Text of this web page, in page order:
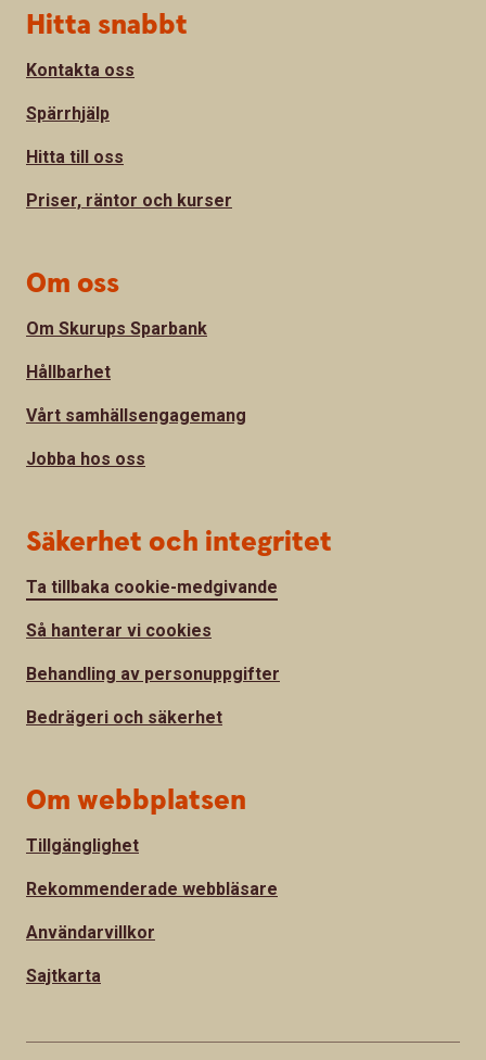
Sidfot
Hitta snabbt
Kontakta oss
Spärrhjälp
Hitta till oss
Priser, räntor och kurser
Om oss
Om Skurups Sparbank
Hållbarhet
Vårt samhällsengagemang
Jobba hos oss
Säkerhet och integritet
Ta tillbaka cookie-medgivande
Så hanterar vi cookies
Behandling av personuppgifter
Bedrägeri och säkerhet
Om webbplatsen
Tillgänglighet
Rekommenderade webbläsare
Användarvillkor
Sajtkarta